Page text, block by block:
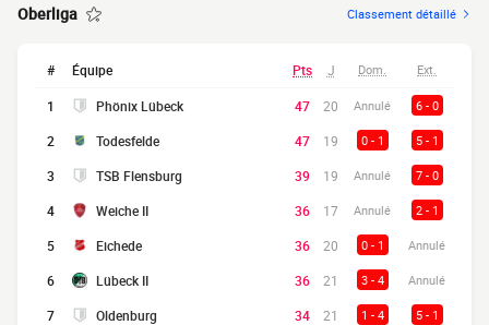
Oberliga Classement détaillé
# Équipe Pts J Dom. Ext.
1 Phönix Lübeck 47 20 Annulé 6 - 0
2 Todesfelde 47 19 0 - 1 5 - 1
3 TSB Flensburg 39 19 Annulé 7 - 0
4 Weiche II 36 17 Annulé 2 - 1
5 Eichede 36 20 0 - 1 Annulé
6 Lübeck II 36 21 3 - 4 Annulé
7 Oldenburg 34 21 1 - 4 5 - 1